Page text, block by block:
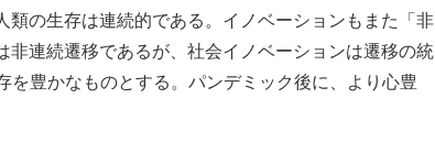
の生存は連続的である。イノベーションもまた「非
連続遷移であるが、社会イノベーションは遷移の統
豊かなものとする。パンデミック後に、より心豊